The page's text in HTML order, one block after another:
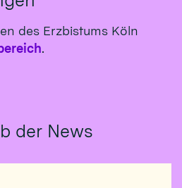
des Erzbistums Köln
.
der News